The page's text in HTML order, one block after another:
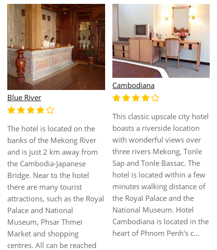
Cara
The hotel is located in the
heart of Phnom Penh. It is
reachable within a 5-minute
drive from Sisowath Quay
and is only 2 minutes from
the railway station and 15
minutes from the
airport.This city hotel
features 48 uniquely
designed rooms with
furniture made from local
Ratanakiri wood. The establ...
Channsoda Hotel
From the hotel, guests can
enjoy easy access to all that
the lively city has to offer.
This modern hotel is in the
vicinity of popular city
attractions such as Wat
Ounalom, National Museum,
Samdech Sothearos. The
facilities and services
provided by the hotel ensure